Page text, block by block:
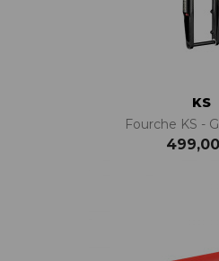
KS
Fourche KS -